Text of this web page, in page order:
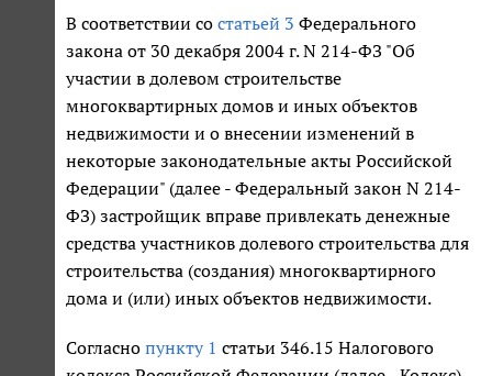
В соответствии со статьей 3 Федерального
закона от 30 декабря 2004 г. N 214-ФЗ "Об
участии в долевом строительстве
многоквартирных домов и иных объектов
недвижимости и о внесении изменений в
некоторые законодательные акты Российской
Федерации" (далее - Федеральный закон N 214-
ФЗ) застройщик вправе привлекать денежные
средства участников долевого строительства для
строительства (создания) многоквартирного
дома и (или) иных объектов недвижимости.
Согласно пункту 1 статьи 346.15 Налогового